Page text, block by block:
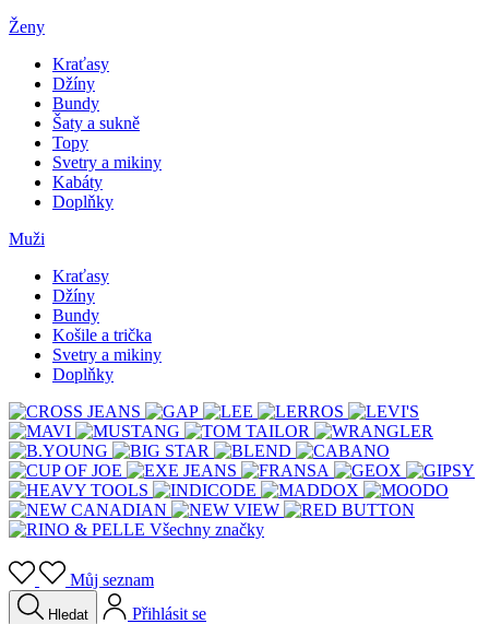
Ženy
Kraťasy
Džíny
Bundy
Šaty a sukně
Topy
Svetry a mikiny
Kabáty
Doplňky
Muži
Kraťasy
Džíny
Bundy
Košile a trička
Svetry a mikiny
Doplňky
Všechny značky
Můj seznam
Hledat Přihlásit se